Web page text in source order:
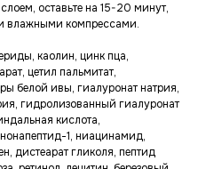
оставьте на 15-20 минут,
влажными компрессами.
каолин, цинк пца,
цетил пальмитат,
белой ивы, гиалуронат натрия,
гидролизованный гиалуронат
кислота,
1, ниацинамид,
дистеарат гликоля, пептид